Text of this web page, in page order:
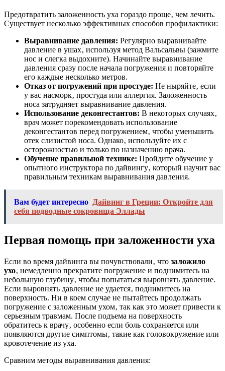
Предотвратить заложенность уха гораздо проще‚ чем лечить.
Существует несколько эффективных способов профилактики:
Выравнивание давления: Регулярно выравнивайте
давление в ушах‚ используя метод Вальсальвы (зажмите
нос и слегка выдохните). Начинайте выравнивание
давления сразу после начала погружения и повторяйте
его каждые несколько метров.
Отказ от погружений при простуде: Не ныряйте‚ если
у вас насморк‚ простуда или аллергия. Заложенность
носа затрудняет выравнивание давления.
Использование деконгестантов: В некоторых случаях‚
врач может порекомендовать использование
деконгестантов перед погружением‚ чтобы уменьшить
отек слизистой носа. Однако‚ используйте их с
осторожностью и только по назначению врача.
Обучение правильной технике: Пройдите обучение у
опытного инструктора по дайвингу‚ который научит вас
правильным техникам выравнивания давления.
Вам будет интересно Дайвинг в Греции: Откройте для
себя подводные сокровища Эллады
Первая помощь при заложенности уха
Если во время дайвинга вы почувствовали‚ что заложило
ухо‚ немедленно прекратите погружение и поднимитесь на
небольшую глубину‚ чтобы попытаться выровнять давление.
Если выровнять давление не удается‚ поднимитесь на
поверхность. Ни в коем случае не пытайтесь продолжать
погружение с заложенным ухом‚ так как это может привести к
серьезным травмам. После подъема на поверхность
обратитесь к врачу‚ особенно если боль сохраняется или
появляются другие симптомы‚ такие как головокружение или
кровотечение из уха.
Сравним методы выравнивания давления: